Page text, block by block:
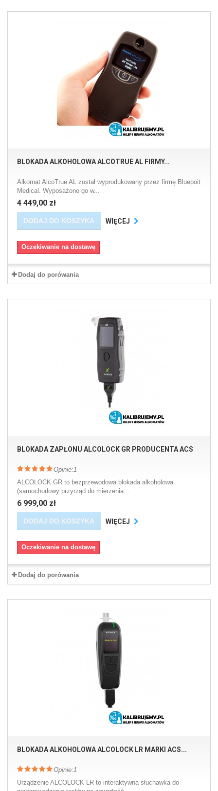
BLOKADA ALKOHOLOWA ALCOTRUE AL FIRMY...
Alkomat AlcoTrue AL został wyprodukowany przez firmę Bluepoit
Medical. Wyposażono go w...
4 449,00 zł
DODAJ DO KOSZYKA WIĘCEJ
Oczekiwanie na dostawę
Dodaj do porówania
BLOKADA ZAPŁONU ALCOLOCK GR PRODUCENTA ACS
Opinie:1
ALCOLOCK GR to bezprzewodowa blokada alkoholowa
(samochodowy przyrząd do mierzenia...
6 999,00 zł
DODAJ DO KOSZYKA WIĘCEJ
Oczekiwanie na dostawę
Dodaj do porówania
BLOKADA ALKOHOLOWA ALCOLOCK LR MARKI ACS...
Opinie:1
Urządzenie ALCOLOCK LR to interaktywna słuchawka do